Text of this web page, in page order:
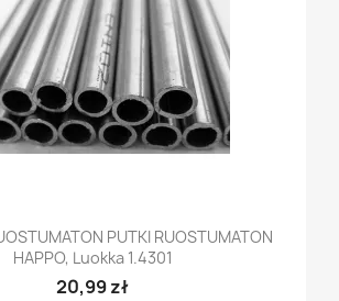
PUTKI RUOSTUMATON
HAPPO, Luokka 1.4301
20,99 zł